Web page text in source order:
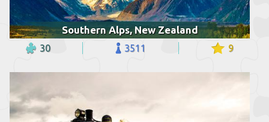
Southern Alps, New Zealand
30 3511 9